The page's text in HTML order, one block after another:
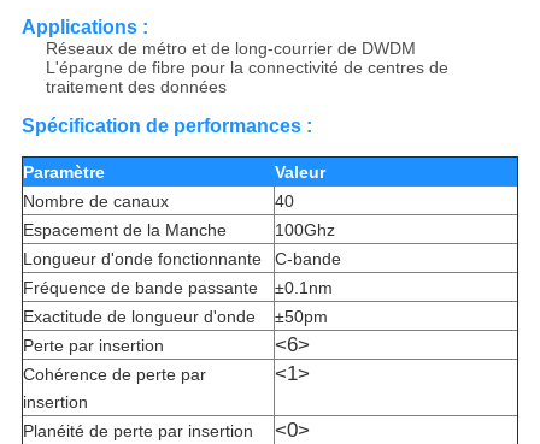
Applications :
Réseaux de métro et de long-courrier de DWDM
L'épargne de fibre pour la connectivité de centres de
traitement des données
Spécification de performances :
Paramètre
Valeur
Nombre de canaux
40
Espacement de la Manche
100Ghz
Longueur d'onde fonctionnante
C-bande
Fréquence de bande passante
±0.1nm
Exactitude de longueur d'onde
±50pm
Perte par insertion
<6>
Cohérence de perte par
insertion
<1>
Planéité de perte par insertion <0>